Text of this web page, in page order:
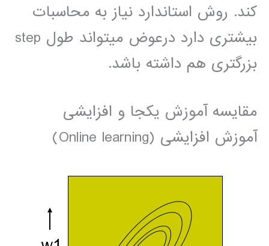
کند. روش استاندارد نیاز به محاسبات
بیشتری دارد درعوض میتواند طول step
بزرگتری هم داشته باشد.
مقایسه آموزش یکجا و افزایشی
آموزش افزایشی (Online learning)